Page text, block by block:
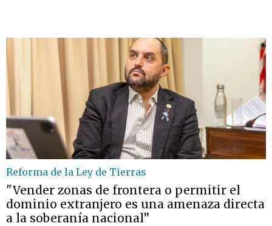
Reforma de la Ley de Tierras
"Vender zonas de frontera o permitir el
dominio extranjero es una amenaza directa
a la soberanía nacional”